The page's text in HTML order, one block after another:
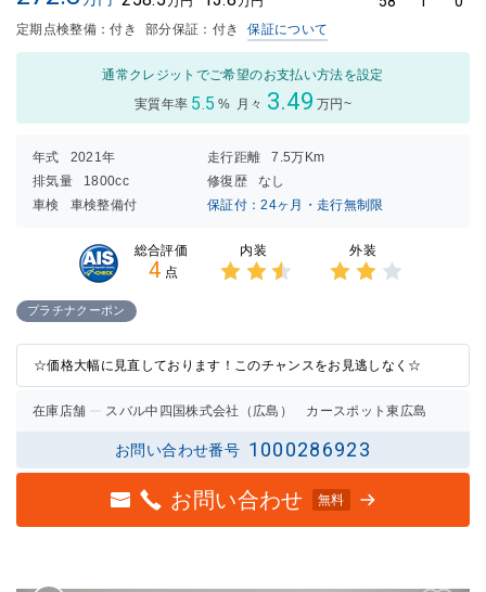
定期点検整備：付き 部分保証：付き 保証について
通常クレジットでご希望のお支払い方法を設定
実質年率 5.5 % 月々 3.49 万円~
年式 2021年 走行距離
7.5万Km
排気量
1800cc 修復歴
なし
車検
車検整備付 保証付：24ヶ月・走行無制限
総合評価
4 点
内装 外装
プラチナクーポン
☆価格大幅に見直しております！このチャンスをお見逃しなく☆
在庫店舗 スバル中四国株式会社（広島） カースポット東広島
お問い合わせ番号 1000286923
お問い合わせ 無料